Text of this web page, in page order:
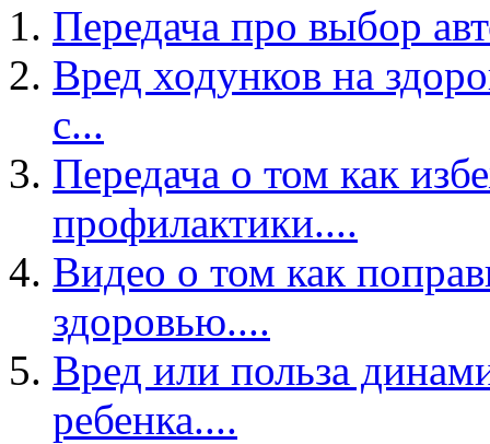
Передача про выбор
Вред ходунков на
с...
Передача о том как
профилактики....
Видео о том как
здоровью....
Вред или польза
ребенка....